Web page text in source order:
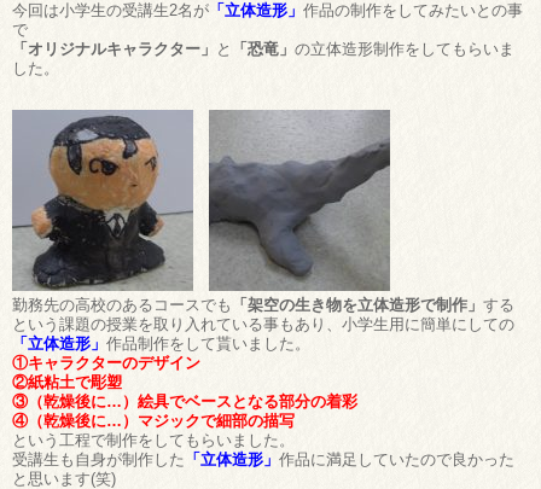
今回は小学生の受講生2名が 「立体造形」 作品の制作をしてみたいとの事
で
「オリジナルキャラクター」 と 「恐竜」 の立体造形制作をしてもらいま
した。
勤務先の高校のあるコースでも 「架空の生き物を立体造形で制作」 する
という課題の授業を取り入れている事もあり、小学生用に簡単にしての
「立体造形」 作品制作をして貰いました。
①キャラクターのデザイン
②紙粘土で彫塑
③（乾燥後に…）絵具でベースとなる部分の着彩
④（乾燥後に…）マジックで細部の描写
という工程で制作をしてもらいました。
受講生も自身が制作した 「立体造形」 作品に満足していたので良かった
と思います(笑)